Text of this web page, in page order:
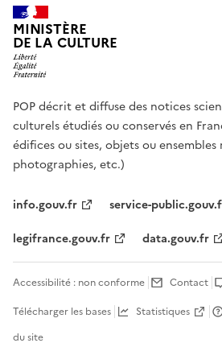
MINISTÈRE
DE LA CULTURE
POP décrit et diffuse des notices
culturels étudiés ou conservés en
édifices ou sites, objets ou ensembles
photographies, etc.)
info.gouv.fr
service-
legifrance.gouv.fr
data.gouv.fr
Accessibilité : non conforme Contact
Télécharger les bases
Statistiques
du site